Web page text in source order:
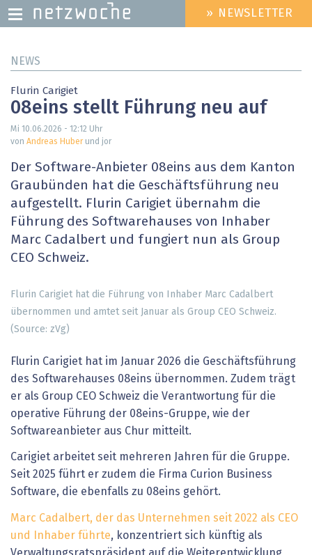
zum
HEADER
MENU
» NEWSLETTER
NEWS
Flurin Carigiet
08eins stellt Führung neu auf
Mi 10.06.2026 - 12:12 Uhr
von Andreas Huberund jor
Der Software-Anbieter 08eins aus dem Kanton
Graubünden hat die Geschäftsführung neu
aufgestellt. Flurin Carigiet übernahm die
Führung des Softwarehauses von Inhaber
Marc Cadalbert und fungiert nun als Group
CEO Schweiz.
Flurin Carigiet hat die Führung von Inhaber Marc Cadalbert
übernommen und amtet seit Januar als Group CEO Schweiz.
(Source: zVg)
Flurin Carigiet hat im Januar 2026 die Geschäftsführung
des Softwarehauses 08eins übernommen. Zudem trägt
er als Group CEO Schweiz die Verantwortung für die
operative Führung der 08eins-Gruppe, wie der
Softwareanbieter aus Chur mitteilt.
Carigiet arbeitet seit mehreren Jahren für die Gruppe.
Seit 2025 führt er zudem die Firma Curion Business
Software, die ebenfalls zu 08eins gehört.
Marc Cadalbert, der das Unternehmen seit 2022 als CEO
und Inhaber führte, konzentriert sich künftig als
Verwaltungsratspräsident auf die Weiterentwicklung